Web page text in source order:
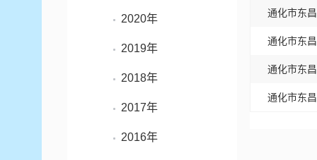
2020年
2019年
2018年
2017年
2016年
通化市东
通化市东
通化市东
通化市东